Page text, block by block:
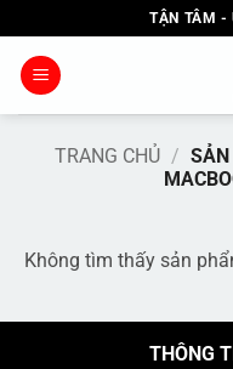
qua
nội
TẬN TÂM -
TRANG CHỦ /
Không tìm thấy sản
THÔNG